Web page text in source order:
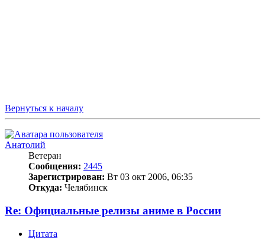
Вернуться к началу
Анатолий
Ветеран
Сообщения: 2445
Зарегистрирован: Вт 03 окт 2006, 06:35
Откуда: Челябинск
Re: Официальные релизы аниме в России
Цитата